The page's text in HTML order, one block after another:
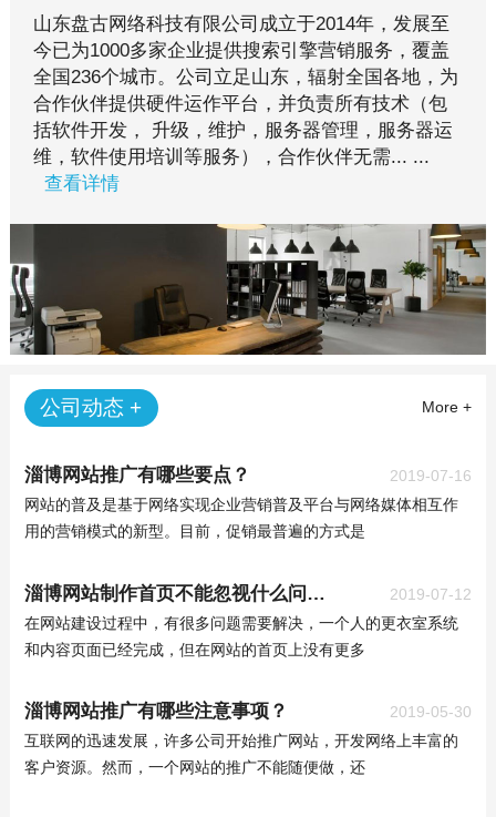
山东盘古网络科技有限公司成立于2014年，发展至
今已为1000多家企业提供搜索引擎营销服务，覆盖
全国236个城市。公司立足山东，辐射全国各地，为
合作伙伴提供硬件运作平台，并负责所有技术（包
括软件开发， 升级，维护，服务器管理，服务器运
维，软件使用培训等服务），合作伙伴无需... ...
查看详情
公司动态 + More +
淄博网站推广有哪些要点？
2019-07-16
网站的普及是基于网络实现企业营销普及平台与网络媒体相互作
用的营销模式的新型。目前，促销最普遍的方式是
淄博网站制作首页不能忽视什么问题？
2019-07-12
在网站建设过程中，有很多问题需要解决，一个人的更衣室系统
和内容页面已经完成，但在网站的首页上没有更多
淄博网站推广有哪些注意事项？
2019-05-30
互联网的迅速发展，许多公司开始推广网站，开发网络上丰富的
客户资源。然而，一个网站的推广不能随便做，还